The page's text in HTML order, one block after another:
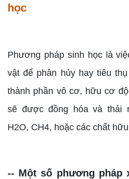
học
Phương pháp sinh học là
vật để phân hủy hay tiêu
thành phần vô cơ, hữu cơ
sẽ được đồng hóa và thải
H2O, CH4, hoặc các chất
-- Một số phương pháp